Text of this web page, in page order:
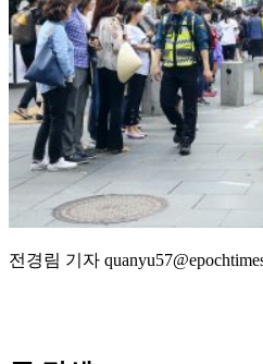
전경림 기자